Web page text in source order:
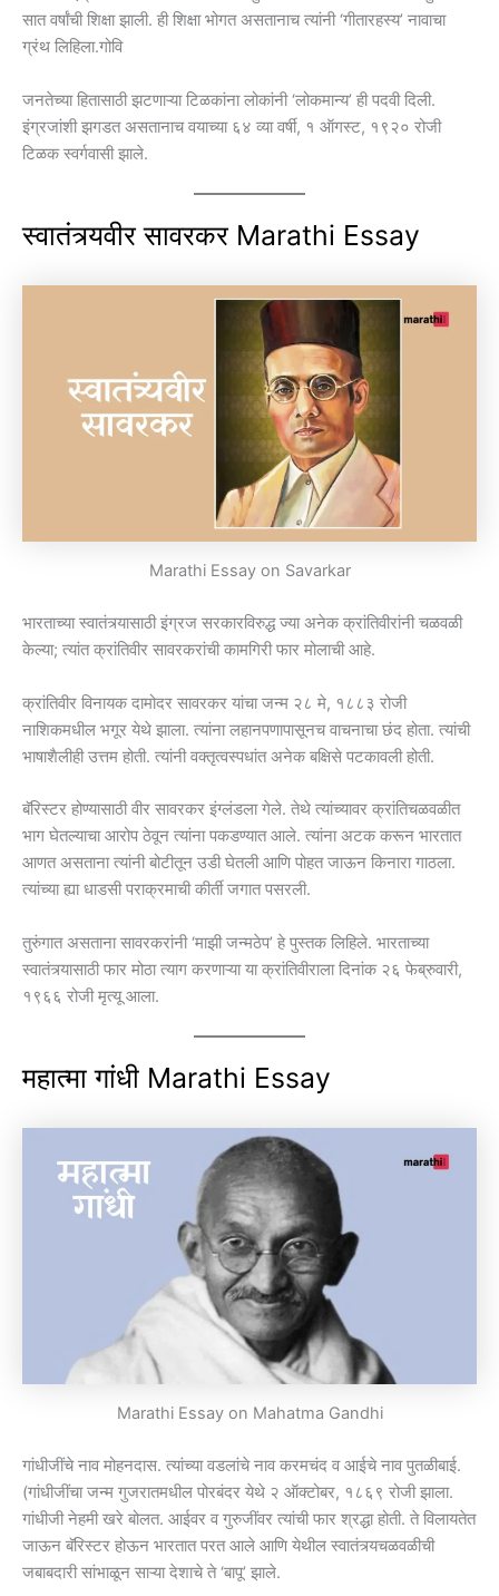
सात वर्षांची शिक्षा झाली. ही शिक्षा भोगत असतानाच त्यांनी ‘गीतारहस्य’ नावाचा
ग्रंथ लिहिला.गोवि
जनतेच्या हितासाठी झटणाऱ्या टिळकांना लोकांनी ‘लोकमान्य’ ही पदवी दिली.
इंग्रजांशी झगडत असतानाच वयाच्या ६४ व्या वर्षी, १ ऑगस्ट, १९२० रोजी
टिळक स्वर्गवासी झाले.
स्वातंत्र्यवीर सावरकर Marathi Essay
Marathi Essay on Savarkar
भारताच्या स्वातंत्र्यासाठी इंग्रज सरकारविरुद्ध ज्या अनेक क्रांतिवीरांनी चळवळी
केल्या; त्यांत क्रांतिवीर सावरकरांची कामगिरी फार मोलाची आहे.
क्रांतिवीर विनायक दामोदर सावरकर यांचा जन्म २८ मे, १८८३ रोजी
नाशिकमधील भगूर येथे झाला. त्यांना लहानपणापासूनच वाचनाचा छंद होता. त्यांची
भाषाशैलीही उत्तम होती. त्यांनी वक्तृत्वस्पधांत अनेक बक्षिसे पटकावली होती.
बॅरिस्टर होण्यासाठी वीर सावरकर इंग्लंडला गेले. तेथे त्यांच्यावर क्रांतिचळवळीत
भाग घेतल्याचा आरोप ठेवून त्यांना पकडण्यात आले. त्यांना अटक करून भारतात
आणत असताना त्यांनी बोटीतून उडी घेतली आणि पोहत जाऊन किनारा गाठला.
त्यांच्या ह्या धाडसी पराक्रमाची कीर्ती जगात पसरली.
तुरुंगात असताना सावरकरांनी ‘माझी जन्मठेप’ हे पुस्तक लिहिले. भारताच्या
स्वातंत्र्यासाठी फार मोठा त्याग करणाऱ्या या क्रांतिवीराला दिनांक २६ फेब्रुवारी,
१९६६ रोजी मृत्यू आला.
महात्मा गांधी Marathi Essay
Marathi Essay on Mahatma Gandhi
गांधीजींचे नाव मोहनदास. त्यांच्या वडलांचे नाव करमचंद व आईचे नाव पुतळीबाई.
(गांधीजींचा जन्म गुजरातमधील पोरबंदर येथे २ ऑक्टोबर, १८६९ रोजी झाला.
गांधीजी नेहमी खरे बोलत. आईवर व गुरुजींवर त्यांची फार श्रद्धा होती. ते विलायतेत
जाऊन बॅरिस्टर होऊन भारतात परत आले आणि येथील स्वातंत्र्यचळवळीची
जबाबदारी सांभाळून साऱ्या देशाचे ते ‘बापू’ झाले.